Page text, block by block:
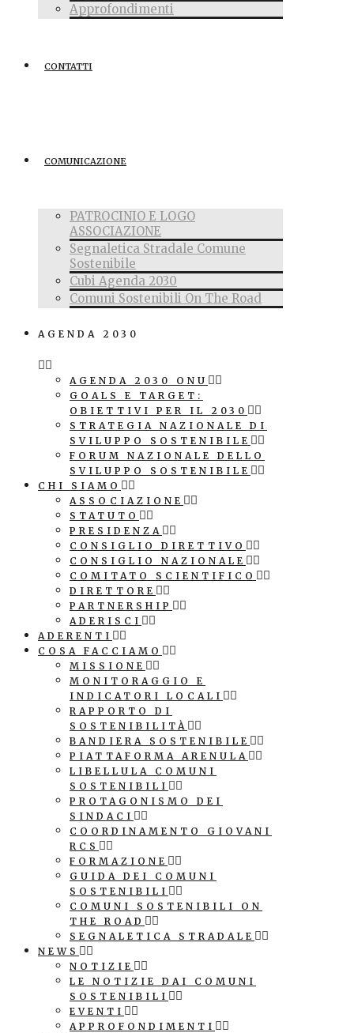
Approfondimenti
CONTATTI
COMUNICAZIONE
PATROCINIO E LOGO
ASSOCIAZIONE
Segnaletica Stradale Comune
Sostenibile
Cubi Agenda 2030
Comuni Sostenibili On The Road
AGENDA 2030
AGENDA 2030 ONU
GOALS E TARGET:
OBIETTIVI PER IL 2030
STRATEGIA NAZIONALE DI
SVILUPPO SOSTENIBILE
FORUM NAZIONALE DELLO
SVILUPPO SOSTENIBILE
CHI SIAMO
ASSOCIAZIONE
STATUTO
PRESIDENZA
CONSIGLIO DIRETTIVO
CONSIGLIO NAZIONALE
COMITATO SCIENTIFICO
DIRETTORE
PARTNERSHIP
ADERISCI
ADERENTI
COSA FACCIAMO
MISSIONE
MONITORAGGIO E
INDICATORI LOCALI
RAPPORTO DI
SOSTENIBILITÀ
BANDIERA SOSTENIBILE
PIATTAFORMA ARENULA
LIBELLULA COMUNI
SOSTENIBILI
PROTAGONISMO DEI
SINDACI
COORDINAMENTO GIOVANI
RCS
FORMAZIONE
GUIDA DEI COMUNI
SOSTENIBILI
COMUNI SOSTENIBILI ON
THE ROAD
SEGNALETICA STRADALE
NEWS
NOTIZIE
LE NOTIZIE DAI COMUNI
SOSTENIBILI
EVENTI
APPROFONDIMENTI